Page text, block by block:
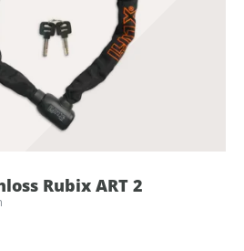
Rubix ART 2